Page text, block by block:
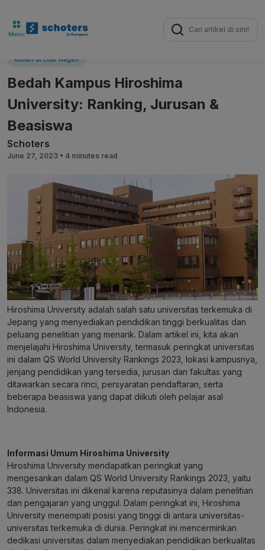
Search
for:
Kuliah di Luar Negeri
Bedah Kampus Hiroshima
University: Ranking, Jurusan &
Beasiswa
Schoters
June 27, 2023 • 4 minutes read
Hiroshima University adalah salah satu universitas terkemuka di
Jepang yang menyediakan pendidikan tinggi berkualitas dan
peluang penelitian yang menarik. Dalam artikel ini, kita akan
menjelajahi Hiroshima University, termasuk peringkat universitas
ini dalam QS World University Rankings 2023, lokasi kampusnya,
jenjang pendidikan yang tersedia, jurusan dan fakultas yang
ditawarkan secara rinci, persyaratan pendaftaran, serta
beberapa beasiswa yang dapat diikuti oleh pelajar asal
Indonesia.
Informasi Umum Hiroshima University
Hiroshima University mendapatkan peringkat yang
mengesankan dalam QS World University Rankings 2023, yaitu
338. Universitas ini dikenal karena reputasinya dalam penelitian
dan pengajaran yang unggul. Dalam peringkat ini, Hiroshima
University menempati posisi yang tinggi di antara universitas-
universitas terkemuka di dunia. Peringkat ini mencerminkan
dedikasi universitas dalam menyediakan pendidikan berkualitas